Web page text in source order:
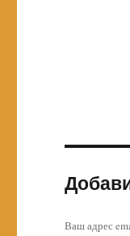
Ваш адрес